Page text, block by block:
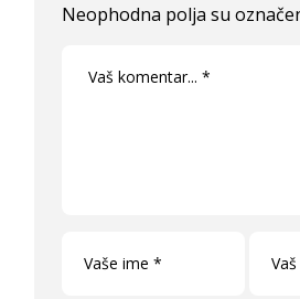
Neophodna polja su